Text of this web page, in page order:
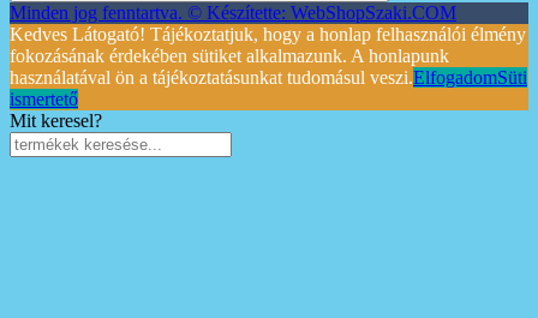
Minden jog fenntartva. © Készítette: WebShopSzaki.COM
Kedves Látogató! Tájékoztatjuk, hogy a honlap felhasználói élmény
fokozásának érdekében sütiket alkalmazunk. A honlapunk
használatával ön a tájékoztatásunkat tudomásul veszi.ElfogadomSüti
ismertető
Mit keresel?